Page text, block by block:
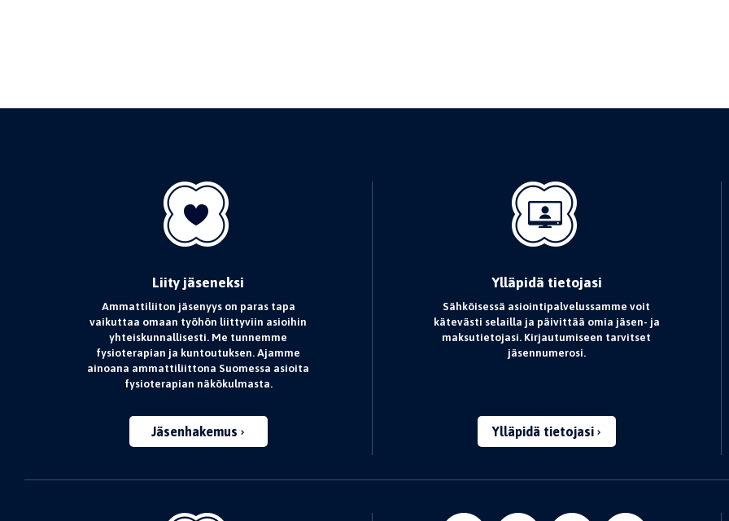
Liity jäseneksi
Ammattiliiton jäsenyys on paras tapa
vaikuttaa omaan työhön liittyviin asioihin
yhteiskunnallisesti. Me tunnemme
fysioterapian ja kuntoutuksen. Ajamme
ainoana ammattiliittona Suomessa asioita
fysioterapian näkökulmasta.
Jäsenhakemus
Ylläpidä tietojasi
Sähköisessä asiointipalvelussamme voit
kätevästi selailla ja päivittää omia jäsen- ja
maksutietojasi. Kirjautumiseen tarvitset
jäsennumerosi.
Ylläpidä tietojasi